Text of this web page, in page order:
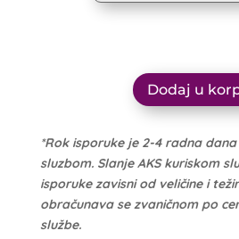
Dodaj u
*Rok isporuke je 2-4 radna
sluzbom. Slanje AKS kuriskom
isporuke zavisni od veličine i
obračunava se zvaničnom po
službe.